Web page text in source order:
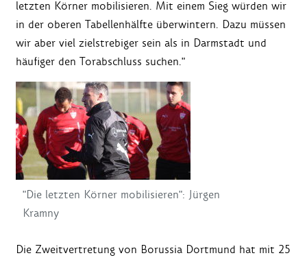
letzten Körner mobilisieren. Mit einem Sieg würden wir
in der oberen Tabellenhälfte überwintern. Dazu müssen
wir aber viel zielstrebiger sein als in Darmstadt und
häufiger den Torabschluss suchen."
"Die letzten Körner mobilisieren": Jürgen
Kramny
Die Zweitvertretung von Borussia Dortmund hat mit 25